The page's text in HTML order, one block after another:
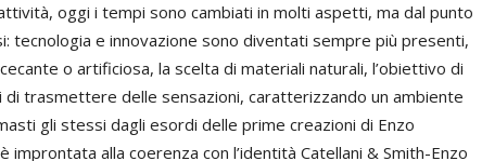
oggi i tempi sono cambiati in molti aspetti, ma dal punto
tecnologia e innovazione sono diventati sempre più presenti,
o artificiosa, la scelta di materiali naturali, l’obiettivo di
trasmettere delle sensazioni, caratterizzando un ambiente
gli stessi dagli esordi delle prime creazioni di Enzo
improntata alla coerenza con l’identità Catellani & Smith-Enzo